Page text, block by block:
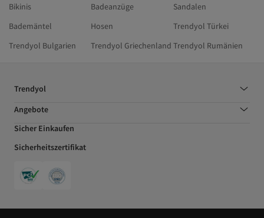
Bikinis
Badeanzüge
Sandalen
Bademäntel
Hosen
Trendyol Türkei
Trendyol Bulgarien
Trendyol Griechenland Trendyol Rumänien
Trendyol
Angebote
Sicher Einkaufen
Sicherheitszertifikat